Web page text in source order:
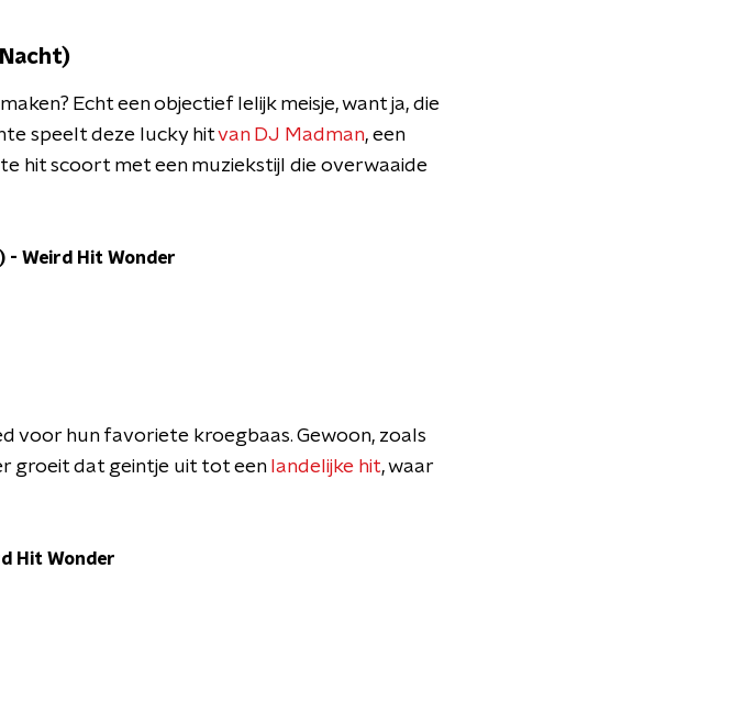
Echt een objectief lelijk meisje, want ja, die
speelt deze lucky hitvan DJ Madman, een
hit scoort met een muziekstijl die overwaaide
- Weird Hit Wonder
voor hun favoriete kroegbaas. Gewoon, zoals
groeit dat geintje uit tot een landelijke hit, waar
Hit Wonder